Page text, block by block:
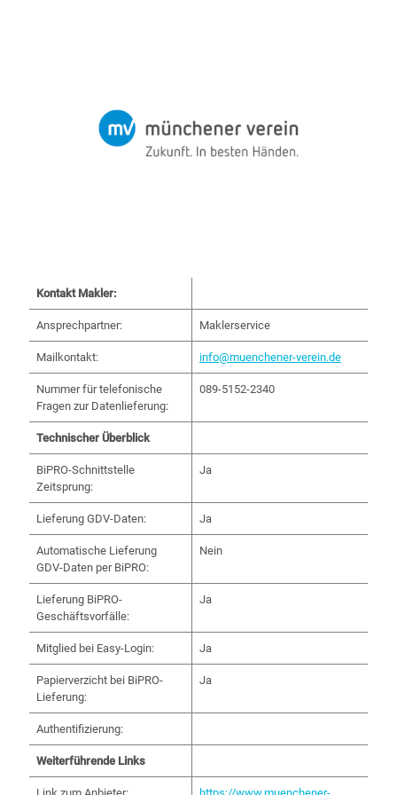
Kontakt Makler:
Ansprechpartner: Maklerservice
Mailkontakt: info@muenchener-verein.de
Nummer für telefonische
Fragen zur Datenlieferung:
089-5152-2340
Technischer Überblick
BiPRO-Schnittstelle
Zeitsprung:
Ja
Lieferung GDV-Daten: Ja
Automatische Lieferung
GDV-Daten per BiPRO:
Nein
Lieferung BiPRO-
Geschäftsvorfälle:
Ja
Mitglied bei Easy-Login: Ja
Papierverzicht bei BiPRO-
Lieferung:
Ja
Authentifizierung:
Weiterführende Links